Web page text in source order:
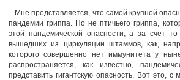
– Мне представляется, что самой крупной
пандемии гриппа. Но не птичьего гриппа,
этой пандемической опасности, а за счет
вышедших из циркуляции штаммов, как,
которого совершенно нет иммунитета у
распространяется, как известно,
представить гигантскую опасность. Вот это,